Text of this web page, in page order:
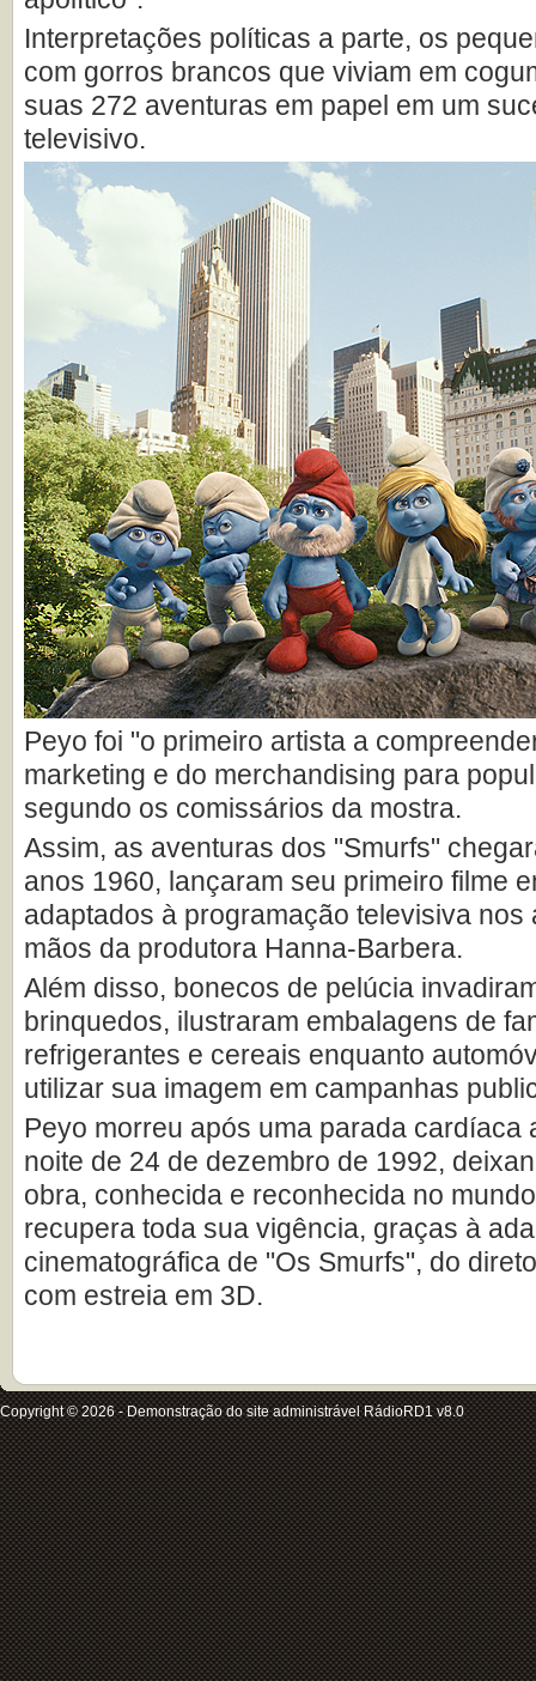
Interpretações políticas a parte, os
com gorros brancos que viviam em
suas 272 aventuras em papel em um
televisivo.
Peyo foi "o primeiro artista a
marketing e do merchandising para
segundo os comissários da mostra.
Assim, as aventuras dos "Smurfs"
anos 1960, lançaram seu primeiro filme
adaptados à programação televisiva nos
mãos da produtora Hanna-Barbera.
Além disso, bonecos de pelúcia
brinquedos, ilustraram embalagens de
refrigerantes e cereais enquanto
utilizar sua imagem em campanhas
Peyo morreu após uma parada cardíaca
noite de 24 de dezembro de 1992,
obra, conhecida e reconhecida no
recupera toda sua vigência, graças à
cinematográfica de "Os Smurfs", do
com estreia em 3D.
Copyright © 2026 - Demonstração do site administrável RádioRD1 v8.0